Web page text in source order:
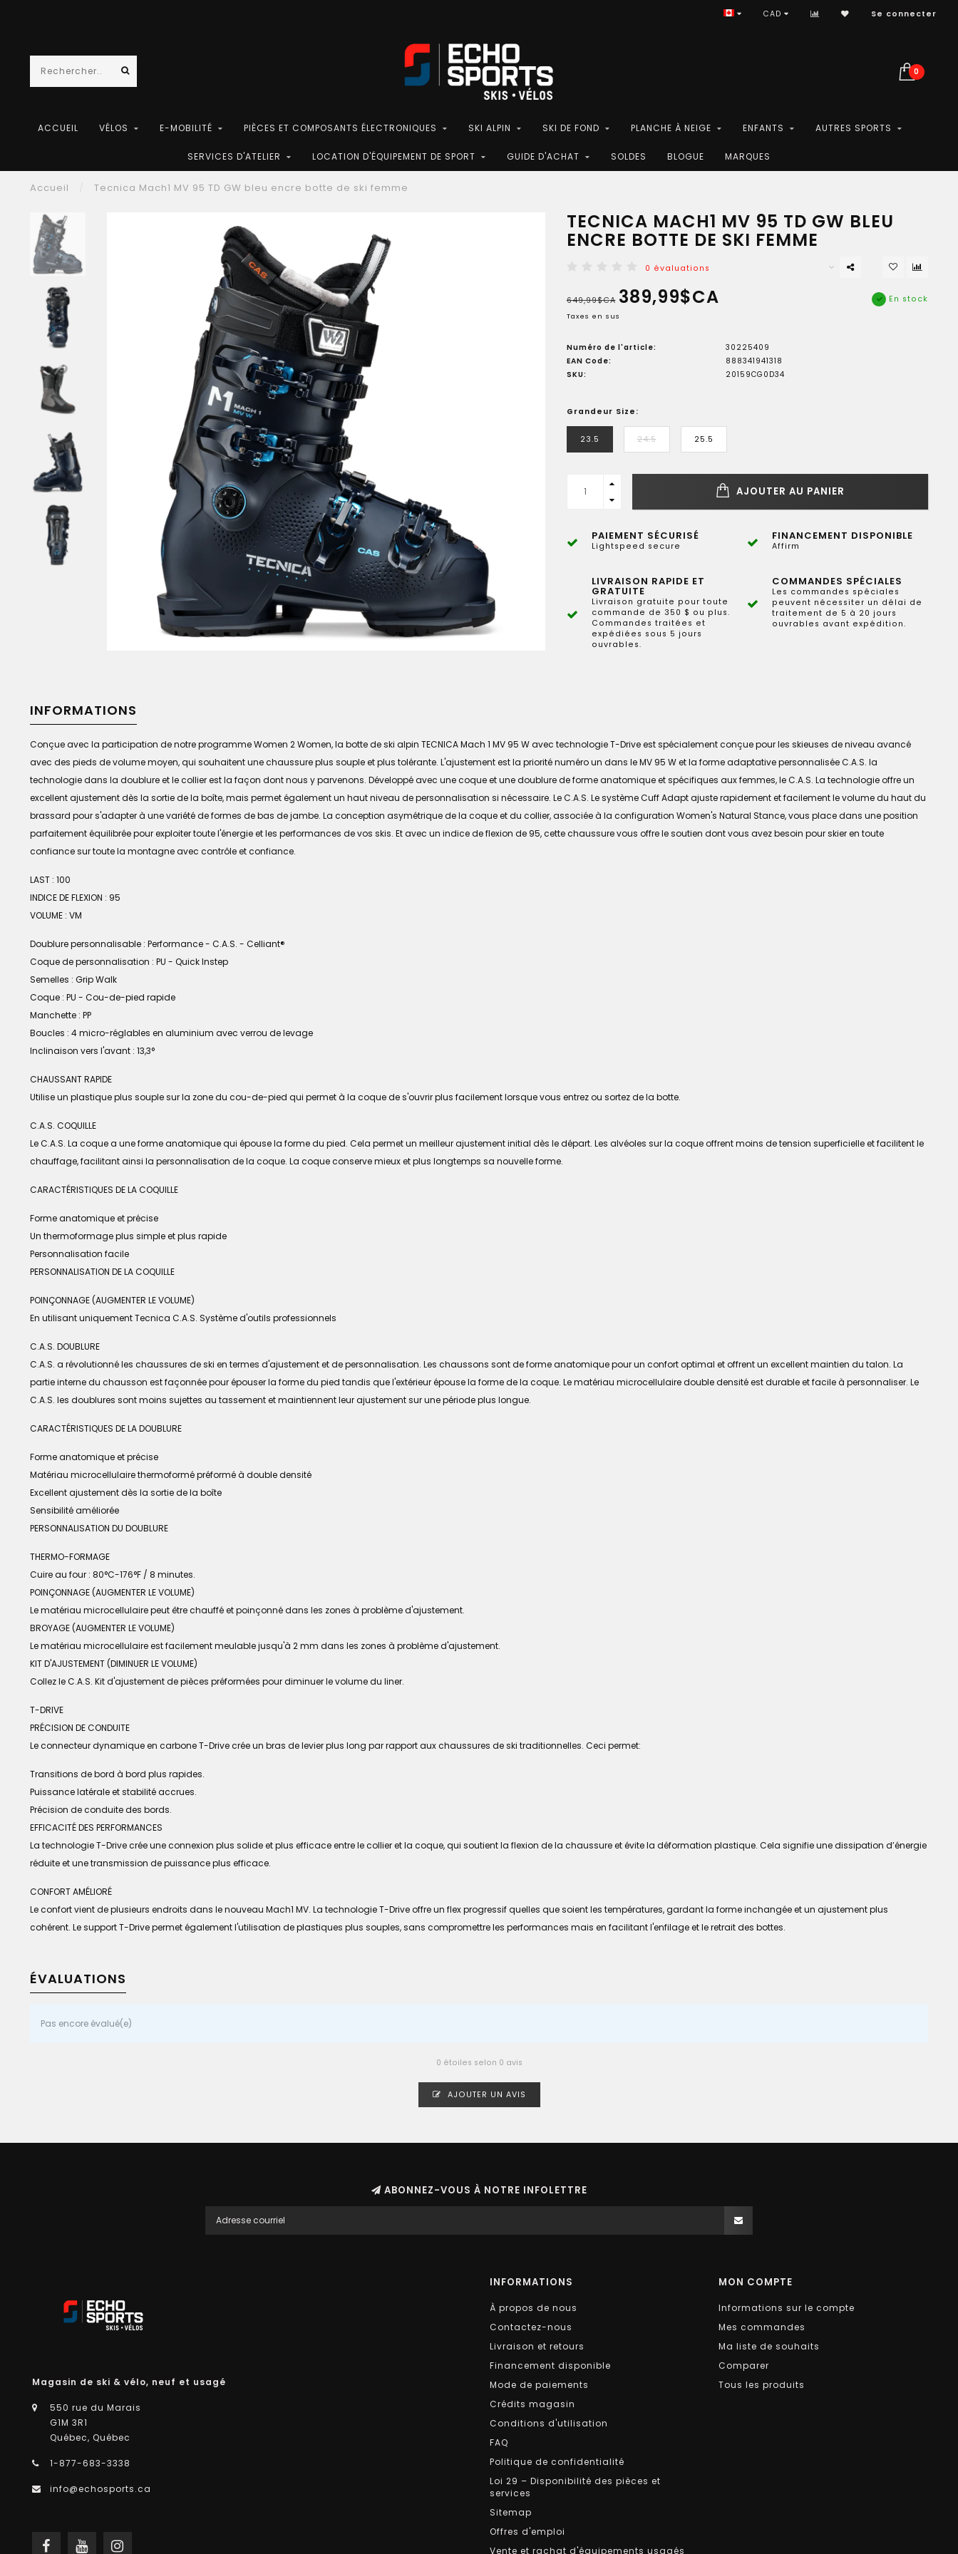
CAD Se connecter
0
ACCUEIL VÉLOS E-MOBILITÉ PIÈCES ET COMPOSANTS ÉLECTRONIQUES SKI ALPIN SKI DE FOND PLANCHE À NEIGE ENFANTS AUTRES SPORTS
SERVICES D'ATELIER LOCATION D'ÉQUIPEMENT DE SPORT GUIDE D'ACHAT SOLDES BLOGUE MARQUES
Accueil Tecnica Mach1 MV 95 TD GW bleu encre botte de ski femme
TECNICA MACH1 MV 95 TD GW BLEU
ENCRE BOTTE DE SKI FEMME
0 évaluations
649,99$CA 389,99$CA
Taxes en sus
En stock
Numéro de l'article:
30225409
EAN Code:
888341941318
SKU:
20159CG0D34
Grandeur Size:
23.5 24.5 25.5
AJOUTER AU PANIER
PAIEMENT SÉCURISÉ
Lightspeed secure
FINANCEMENT DISPONIBLE
Affirm
LIVRAISON RAPIDE ET
GRATUITE
Livraison gratuite pour toute
commande de 350 $ ou plus.
Commandes traitées et
expédiées sous 5 jours
ouvrables.
COMMANDES SPÉCIALES
Les commandes spéciales
peuvent nécessiter un délai de
traitement de 5 à 20 jours
ouvrables avant expédition.
INFORMATIONS
Conçue avec la participation de notre programme Women 2 Women, la botte de ski alpin TECNICA Mach 1 MV 95 W avec technologie T-Drive est spécialement conçue pour les skieuses de niveau avancé
avec des pieds de volume moyen, qui souhaitent une chaussure plus souple et plus tolérante. L'ajustement est la priorité numéro un dans le MV 95 W et la forme adaptative personnalisée C.A.S. la
technologie dans la doublure et le collier est la façon dont nous y parvenons. Développé avec une coque et une doublure de forme anatomique et spécifiques aux femmes, le C.A.S. La technologie offre un
excellent ajustement dès la sortie de la boîte, mais permet également un haut niveau de personnalisation si nécessaire. Le C.A.S. Le système Cuff Adapt ajuste rapidement et facilement le volume du haut du
brassard pour s'adapter à une variété de formes de bas de jambe. La conception asymétrique de la coque et du collier, associée à la configuration Women's Natural Stance, vous place dans une position
parfaitement équilibrée pour exploiter toute l'énergie et les performances de vos skis. Et avec un indice de flexion de 95, cette chaussure vous offre le soutien dont vous avez besoin pour skier en toute
confiance sur toute la montagne avec contrôle et confiance.
LAST : 100
INDICE DE FLEXION : 95
VOLUME : VM
Doublure personnalisable : Performance - C.A.S. - Celliant®
Coque de personnalisation : PU - Quick Instep
Semelles : Grip Walk
Coque : PU - Cou-de-pied rapide
Manchette : PP
Boucles : 4 micro-réglables en aluminium avec verrou de levage
Inclinaison vers l'avant : 13,3°
CHAUSSANT RAPIDE
Utilise un plastique plus souple sur la zone du cou-de-pied qui permet à la coque de s'ouvrir plus facilement lorsque vous entrez ou sortez de la botte.
C.A.S. COQUILLE
Le C.A.S. La coque a une forme anatomique qui épouse la forme du pied. Cela permet un meilleur ajustement initial dès le départ. Les alvéoles sur la coque offrent moins de tension superficielle et facilitent le
chauffage, facilitant ainsi la personnalisation de la coque. La coque conserve mieux et plus longtemps sa nouvelle forme.
CARACTÉRISTIQUES DE LA COQUILLE
Forme anatomique et précise
Un thermoformage plus simple et plus rapide
Personnalisation facile
PERSONNALISATION DE LA COQUILLE
POINÇONNAGE (AUGMENTER LE VOLUME)
En utilisant uniquement Tecnica C.A.S. Système d'outils professionnels
C.A.S. DOUBLURE
C.A.S. a révolutionné les chaussures de ski en termes d'ajustement et de personnalisation. Les chaussons sont de forme anatomique pour un confort optimal et offrent un excellent maintien du talon. La
partie interne du chausson est façonnée pour épouser la forme du pied tandis que l'extérieur épouse la forme de la coque. Le matériau microcellulaire double densité est durable et facile à personnaliser. Le
C.A.S. les doublures sont moins sujettes au tassement et maintiennent leur ajustement sur une période plus longue.
CARACTÉRISTIQUES DE LA DOUBLURE
Forme anatomique et précise
Matériau microcellulaire thermoformé préformé à double densité
Excellent ajustement dès la sortie de la boîte
Sensibilité améliorée
PERSONNALISATION DU DOUBLURE
THERMO-FORMAGE
Cuire au four : 80°C-176°F / 8 minutes.
POINÇONNAGE (AUGMENTER LE VOLUME)
Le matériau microcellulaire peut être chauffé et poinçonné dans les zones à problème d'ajustement.
BROYAGE (AUGMENTER LE VOLUME)
Le matériau microcellulaire est facilement meulable jusqu'à 2 mm dans les zones à problème d'ajustement.
KIT D'AJUSTEMENT (DIMINUER LE VOLUME)
Collez le C.A.S. Kit d'ajustement de pièces préformées pour diminuer le volume du liner.
T-DRIVE
PRÉCISION DE CONDUITE
Le connecteur dynamique en carbone T-Drive crée un bras de levier plus long par rapport aux chaussures de ski traditionnelles. Ceci permet:
Transitions de bord à bord plus rapides.
Puissance latérale et stabilité accrues.
Précision de conduite des bords.
EFFICACITÉ DES PERFORMANCES
La technologie T-Drive crée une connexion plus solide et plus efficace entre le collier et la coque, qui soutient la flexion de la chaussure et évite la déformation plastique. Cela signifie une dissipation d’énergie
réduite et une transmission de puissance plus efficace.
CONFORT AMÉLIORÉ
Le confort vient de plusieurs endroits dans le nouveau Mach1 MV. La technologie T-Drive offre un flex progressif quelles que soient les températures, gardant la forme inchangée et un ajustement plus
cohérent. Le support T-Drive permet également l'utilisation de plastiques plus souples, sans compromettre les performances mais en facilitant l'enfilage et le retrait des bottes.
ÉVALUATIONS
Pas encore évalué(e)
0 étoiles selon 0 avis
AJOUTER UN AVIS
ABONNEZ-VOUS À NOTRE INFOLETTRE
Magasin de ski & vélo, neuf et usagé
550 rue du Marais
G1M 3R1
Québec, Québec
1-877-683-3338
info@echosports.ca
INFORMATIONS
À propos de nous
Contactez-nous
Livraison et retours
Financement disponible
Mode de paiements
Crédits magasin
Conditions d'utilisation
FAQ
Politique de confidentialité
Loi 29 – Disponibilité des pièces et
services
Sitemap
Offres d'emploi
Vente et rachat d'équipements usagés
MON COMPTE
Informations sur le compte
Mes commandes
Ma liste de souhaits
Comparer
Tous les produits